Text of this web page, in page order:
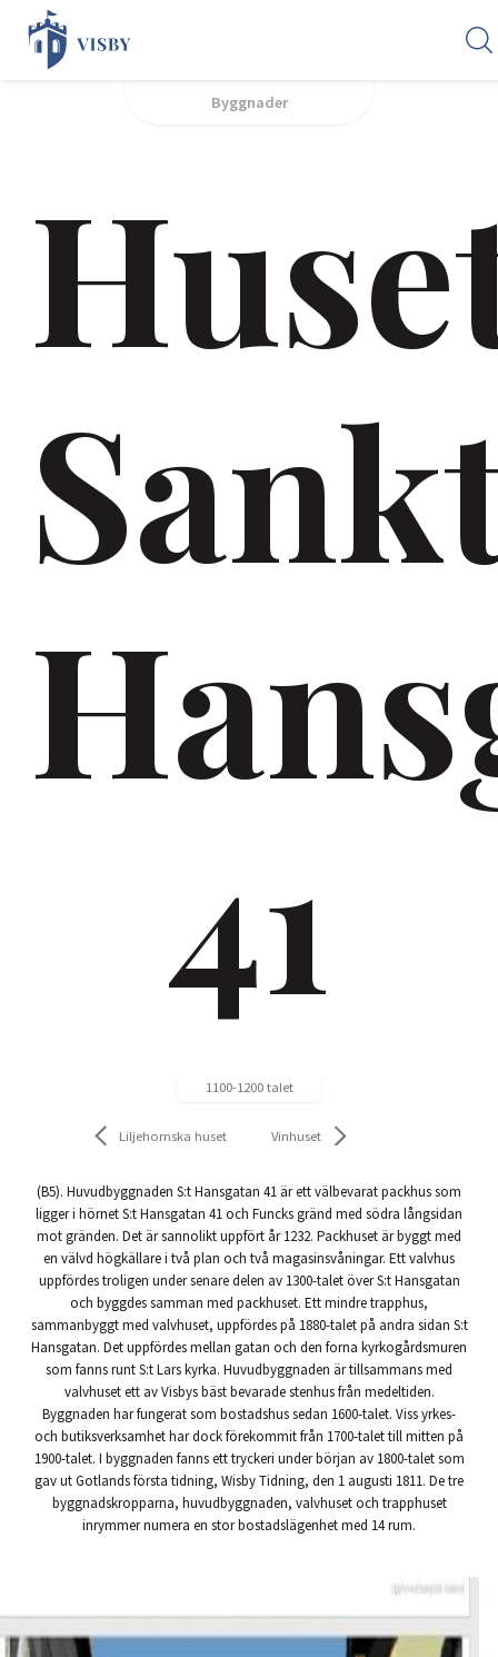
Byggnader
41
Liljehornska huset
1100-1200 talet
Vinhuset
(B5). Huvudbyggnaden S:t Hansgatan 41 är ett välbevarat packhus som
ligger i hörnet S:t Hansgatan 41 och Funcks gränd med södra långsidan
mot gränden. Det är sannolikt uppfört år 1232. Packhuset är byggt med
en välvd högkällare i två plan och två magasinsvåningar. Ett valvhus
uppfördes troligen under senare delen av 1300-talet över S:t Hansgatan
och byggdes samman med packhuset. Ett mindre trapphus,
sammanbyggt med valvhuset, uppfördes på 1880-talet på andra sidan S:t
Hansgatan. Det uppfördes mellan gatan och den forna kyrkogårdsmuren
som fanns runt S:t Lars kyrka. Huvudbyggnaden är tillsammans med
valvhuset ett av Visbys bäst bevarade stenhus från medeltiden.
Byggnaden har fungerat som bostadshus sedan 1600-talet. Viss yrkes-
och butiksverksamhet har dock förekommit från 1700-talet till mitten på
1900-talet. I byggnaden fanns ett tryckeri under början av 1800-talet som
gav ut Gotlands första tidning, Wisby Tidning, den 1 augusti 1811. De tre
byggnadskropparna, huvudbyggnaden, valvhuset och trapphuset
inrymmer numera en stor bostadslägenhet med 14 rum.